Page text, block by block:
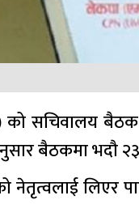
सचिवालय बैठक
बैठकमा भदौ
लिएर